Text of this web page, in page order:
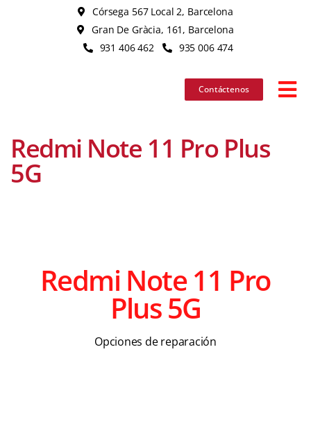
Córsega 567 Local 2, Barcelona
Gran De Gràcia, 161, Barcelona
931 406 462
935 006 474
Contáctenos
Redmi Note 11 Pro Plus
5G
Redmi Note 11 Pro
Plus 5G
Opciones de reparación